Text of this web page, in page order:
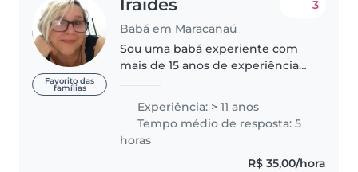
Favorito das
famílias
Iraides
Babá em Maracanaú
3
Sou uma babá experiente com
mais de 15 anos de experiência
idades, incluindo bebês, crianças
pequenas, pré-escolares e
escolares. Sou uma pessoa
Experiência: > 11 anos
Tempo médio de resposta: 5
horas
R$ 35,00/hora